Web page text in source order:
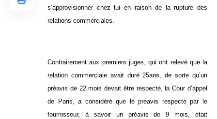
s’approvisionner chez lui en raison de la rupture des
relations commerciales.
Contrairement aux premiers juges, qui ont relevé que la
relation commerciale avait duré 25ans, de sorte qu’un
préavis de 22 mois devait être respecté, la Cour d’appel
de Paris, a considéré que le préavis respecté par le
fournisseur, à savoir un préavis de 9 mois, était